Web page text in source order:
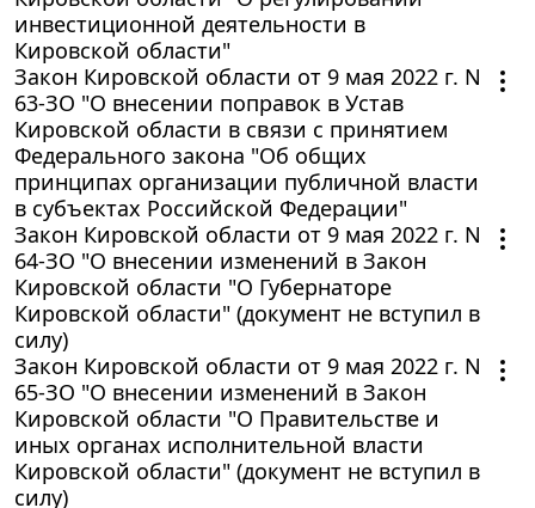
инвестиционной деятельности в
Кировской области"
Закон Кировской области от 9 мая 2022 г. N
63-ЗО "О внесении поправок в Устав
Кировской области в связи с принятием
Федерального закона "Об общих
принципах организации публичной власти
в субъектах Российской Федерации"
Закон Кировской области от 9 мая 2022 г. N
64-ЗО "О внесении изменений в Закон
Кировской области "О Губернаторе
Кировской области" (документ не вступил в
силу)
Закон Кировской области от 9 мая 2022 г. N
65-ЗО "О внесении изменений в Закон
Кировской области "О Правительстве и
иных органах исполнительной власти
Кировской области" (документ не вступил в
силу)